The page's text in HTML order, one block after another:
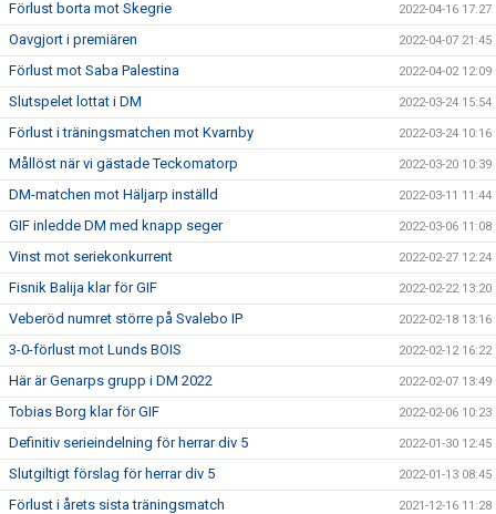
Förlust borta mot Skegrie 2022-04-16 17:27
Oavgjort i premiären 2022-04-07 21:45
Förlust mot Saba Palestina 2022-04-02 12:09
Slutspelet lottat i DM 2022-03-24 15:54
Förlust i träningsmatchen mot Kvarnby 2022-03-24 10:16
Mållöst när vi gästade Teckomatorp 2022-03-20 10:39
DM-matchen mot Häljarp inställd 2022-03-11 11:44
GIF inledde DM med knapp seger 2022-03-06 11:08
Vinst mot seriekonkurrent 2022-02-27 12:24
Fisnik Balija klar för GIF 2022-02-22 13:20
Veberöd numret större på Svalebo IP 2022-02-18 13:16
3-0-förlust mot Lunds BOIS 2022-02-12 16:22
Här är Genarps grupp i DM 2022 2022-02-07 13:49
Tobias Borg klar för GIF 2022-02-06 10:23
Definitiv serieindelning för herrar div 5 2022-01-30 12:45
Slutgiltigt förslag för herrar div 5 2022-01-13 08:45
Förlust i årets sista träningsmatch 2021-12-16 11:28